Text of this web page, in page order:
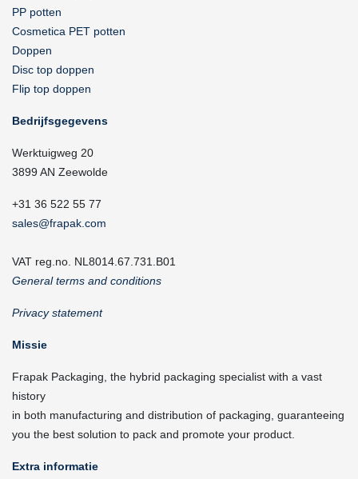
PP potten
Cosmetica PET potten
Doppen
Disc top doppen
Flip top doppen
Bedrijfsgegevens
Werktuigweg 20
3899 AN Zeewolde
+31 36 522 55 77
sales@frapak.com
VAT reg.no. NL8014.67.731.B01
General terms and conditions
Privacy statement
Missie
Frapak Packaging, the hybrid packaging specialist with a vast
history
in both manufacturing and distribution of packaging, guaranteeing
you the best solution to pack and promote your product.
Extra informatie